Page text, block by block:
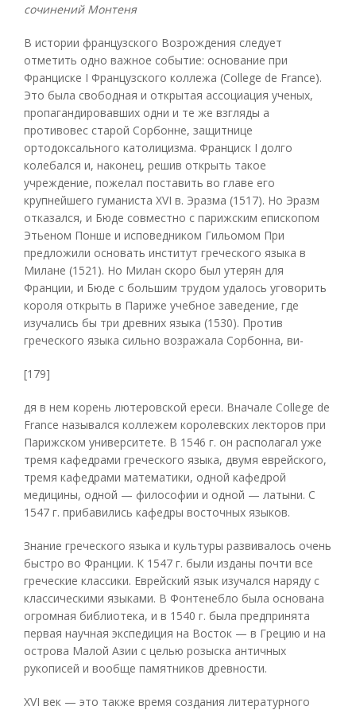
сочинений Монтеня
В истории французского Возрождения следует
отметить одно важное событие: основание при
Франциске I Французского коллежа (College de France).
Это была свободная и открытая ассоциация ученых,
пропагандировавших одни и те же взгляды а
противовес старой Сорбонне, защитнице
ортодоксального католицизма. Франциск I долго
колебался и, наконец, решив открыть такое
учреждение, пожелал поставить во главе его
крупнейшего гуманиста XVI в. Эразма (1517). Но Эразм
отказался, и Бюде совместно с парижским епископом
Этьеном Понше и исповедником Гильомом При
предложили основать институт греческого языка в
Милане (1521). Но Милан скоро был утерян для
Франции, и Бюде с большим трудом удалось уговорить
короля открыть в Париже учебное заведение, где
изучались бы три древних языка (1530). Против
греческого языка сильно возражала Сорбонна, ви-
[179]
дя в нем корень лютеровской ереси. Вначале College de
France назывался коллежем королевских лекторов при
Парижском университете. В 1546 г. он располагал уже
тремя кафедрами греческого языка, двумя еврейского,
тремя кафедрами математики, одной кафедрой
медицины, одной — философии и одной — латыни. С
1547 г. прибавились кафедры восточных языков.
Знание греческого языка и культуры развивалось очень
быстро во Франции. К 1547 г. были изданы почти все
греческие классики. Еврейский язык изучался наряду с
классическими языками. В Фонтенебло была основана
огромная библиотека, и в 1540 г. была предпринята
первая научная экспедиция на Восток — в Грецию и на
острова Малой Азии с целью розыска античных
рукописей и вообще памятников древности.
XVI век — это также время создания литературного